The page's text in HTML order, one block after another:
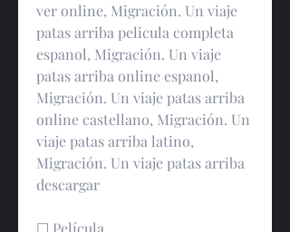
ver online, Migración. Un viaje
patas arriba pelicula completa
espanol, Migración. Un viaje
patas arriba online espanol,
Migración. Un viaje patas arriba
online castellano, Migración. Un
viaje patas arriba latino,
Migración. Un viaje patas arriba
descargar
☐ Película